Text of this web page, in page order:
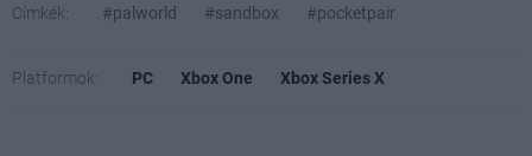
Címkék: #palworld #sandbox #pocketpair
Platformok: PC Xbox One Xbox Series X